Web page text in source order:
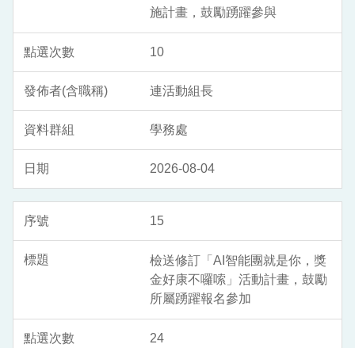
施計畫，鼓勵踴躍參與
10
連活動組長
學務處
2026-08-04
15
檢送修訂「AI智能團就是你，獎
金好康不囉嗦」活動計畫，鼓勵
所屬踴躍報名參加
24